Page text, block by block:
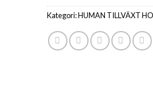
Kategori:HUMAN TILLVÄXT